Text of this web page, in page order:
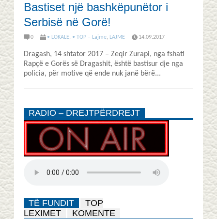
Bastiset një bashkëpunëtor i
Serbisë në Gorë!
0 • LOKALE, • TOP – Lajme, LAJME 14.09.2017
Dragash, 14 shtator 2017 – Zeqir Zurapi, nga fshati
Rapçë e Gorës së Dragashit, është bastisur dje nga
policia, për motive që ende nuk janë bërë...
RADIO – DREJTPËRDREJT
TË FUNDIT
TOP
LEXIMET
KOMENTE